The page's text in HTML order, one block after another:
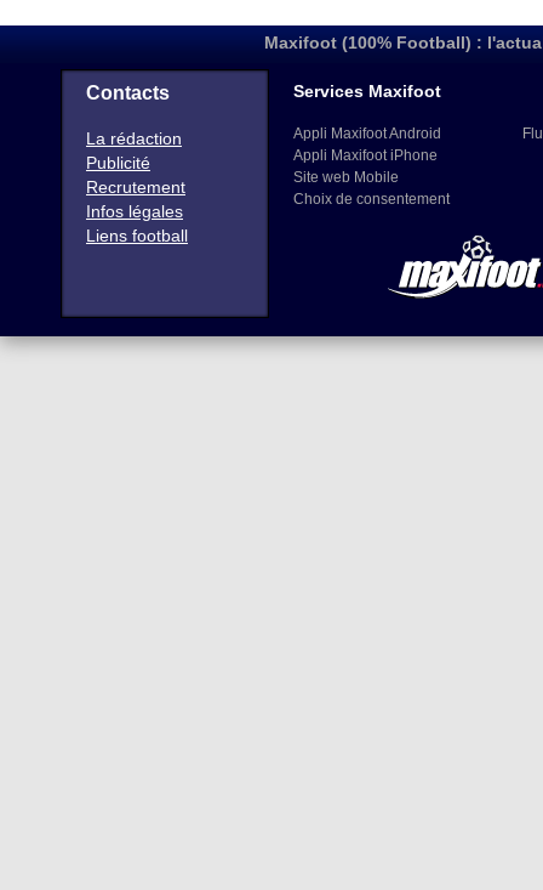
Maxifoot (100% Football) :
Contacts
La rédaction
Publicité
Recrutement
Infos légales
Liens football
Services Maxifoot
Appli Maxifoot Android
Appli Maxifoot iPhone
Site web Mobile
Choix de consentement